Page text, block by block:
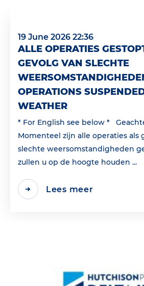
19 June 2026 22:36
ALLE OPERATIES
GEVOLG VAN SLECHTE
OPERATIONS
WEATHER
* For English see below *
Momenteel zijn alle operaties als
slechte weersomstandigheden
zullen u op de hoogte houden ...
Lees meer